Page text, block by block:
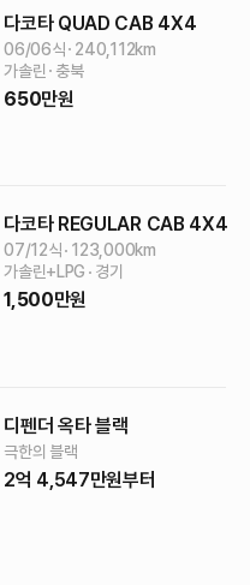
다코타 QUAD CAB 4X4
06/06식 240,112km
가솔린
충북
650만원
다코타 REGULAR CAB 4X4
07/12식 123,000km
가솔린+LPG
경기
1,500만원
디펜더 옥타 블랙
극한의 블랙
2억 4,547만원부터